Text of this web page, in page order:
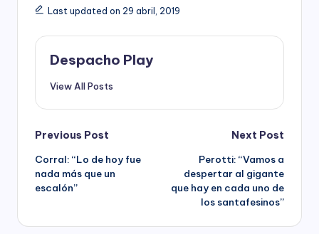
Last updated on 29 abril, 2019
Despacho Play
View All Posts
Post
navigation
Previous Post
Corral: “Lo de hoy fue
nada más que un
escalón”
Next Post
Perotti: “Vamos a
despertar al gigante
que hay en cada uno de
los santafesinos”